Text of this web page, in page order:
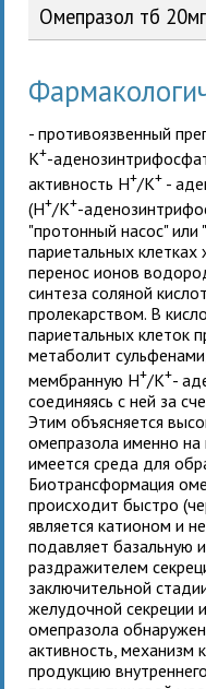
Омепразол тб
- противоязвенный
К+-
активность Н+/К+ -
(Н+/К+-
"протонный насос" или
париетальных
перенос ионов
синтеза соляной
пролекарством. В
париетальных клеток
метаболит
мембранную Н+/К+-
соединяясь с ней за
Этим объясняется
омепразола именно на
имеется среда для
Биотрансформация
происходит быстро
является катионом и
подавляет базальную
раздражителем
заключительной
желудочной секреции
омепразола
активность, механизм
продукцию